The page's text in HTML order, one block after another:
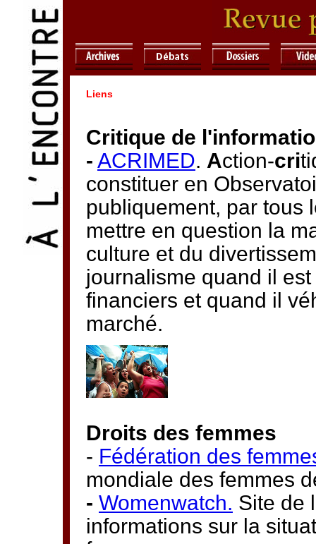
Liens
Critique de
- ACRIMED. Action-cri
constituer en
publiquement, par tous
mettre en question la
culture et du
journalisme quand il
financiers et quand il
marché.
Droits des femmes
- Fédération des
mondiale des femmes
- Womenwatch. Site de
informations sur la